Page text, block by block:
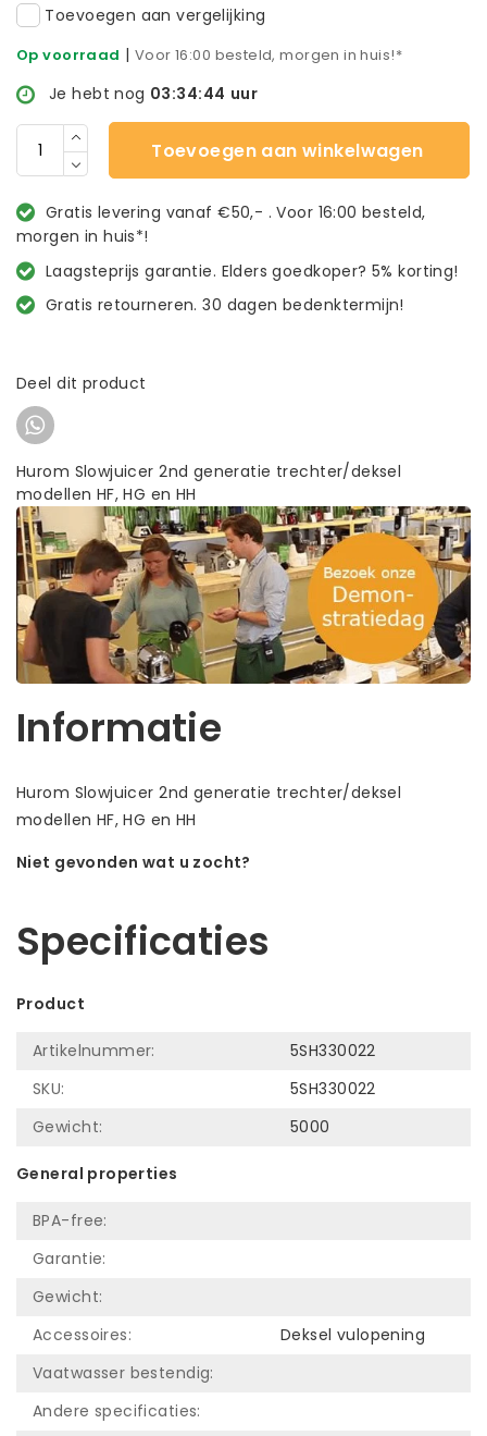
Toevoegen aan vergelijking
Op voorraad | Voor 16:00 besteld, morgen in huis!*
Je hebt nog 03:34:44 uur
Toevoegen aan winkelwagen
Gratis levering vanaf €50,- . Voor 16:00 besteld,
morgen in huis*!
Laagsteprijs garantie. Elders goedkoper? 5% korting!
Gratis retourneren. 30 dagen bedenktermijn!
Deel dit product
Hurom Slowjuicer 2nd generatie trechter/deksel
modellen HF, HG en HH
Informatie
Hurom Slowjuicer 2nd generatie trechter/deksel
modellen HF, HG en HH
Niet gevonden wat u zocht?
Specificaties
Product
Artikelnummer:
5SH330022
SKU:
5SH330022
Gewicht:
5000
General properties
BPA-free:
Garantie:
Gewicht:
Accessoires:
Deksel vulopening
Vaatwasser bestendig:
Andere specificaties: